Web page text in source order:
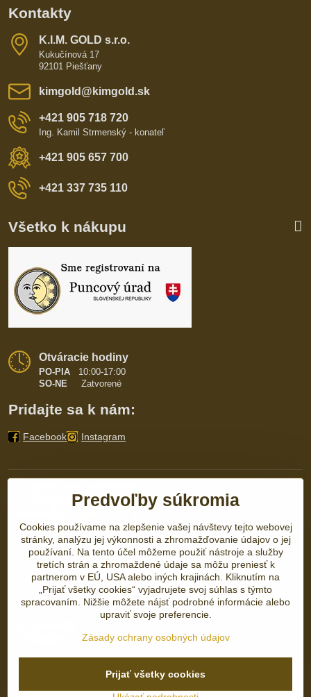
Kontakty
K​​.I​​.M​​. GOLD s​​.r​​.o​​.
Kukučínová 17
92101 Piešťany
kimgold​@kimgold​.sk
+421 905 718 720
Ing. Kamil Strmenský - konateľ
+421 905 657 700
+421 337 735 110
Všetko k nákupu
Otváracie hodiny
PO-PIA
10:00-17:00
SO-NE Zatvorené
Pridajte sa k nám:
Facebook Instagram
©2026Copyright
Predvoľby súkromiaZásady ochrany osobných údajov
Predvoľby súkromia
Cookies používame na zlepšenie vašej návštevy tejto webovej
stránky, analýzu jej výkonnosti a zhromažďovanie údajov o jej
používaní. Na tento účel môžeme použiť nástroje a služby
tretích strán a zhromaždené údaje sa môžu preniesť k
partnerom v EÚ, USA alebo iných krajinách. Kliknutím na
„Prijať všetky cookies“ vyjadrujete svoj súhlas s týmto
spracovaním. Nižšie môžete nájsť podrobné informácie alebo
upraviť svoje preferencie.
Zásady ochrany osobných údajov
Prijať všetky cookies